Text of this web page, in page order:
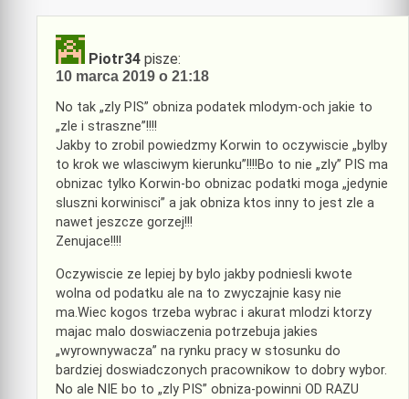
Piotr34 pisze:
10 marca 2019 o 21:18
No tak „zly PIS” obniza podatek mlodym-och jakie to
„zle i straszne”!!!!
Jakby to zrobil powiedzmy Korwin to oczywiscie „bylby
to krok we wlasciwym kierunku”!!!!Bo to nie „zly” PIS ma
obnizac tylko Korwin-bo obnizac podatki moga „jedynie
sluszni korwinisci” a jak obniza ktos inny to jest zle a
nawet jeszcze gorzej!!!
Zenujace!!!!
Oczywiscie ze lepiej by bylo jakby podniesli kwote
wolna od podatku ale na to zwyczajnie kasy nie
ma.Wiec kogos trzeba wybrac i akurat mlodzi ktorzy
majac malo doswiaczenia potrzebuja jakies
„wyrownywacza” na rynku pracy w stosunku do
bardziej doswiadczonych pracownikow to dobry wybor.
No ale NIE bo to „zly PIS” obniza-powinni OD RAZU